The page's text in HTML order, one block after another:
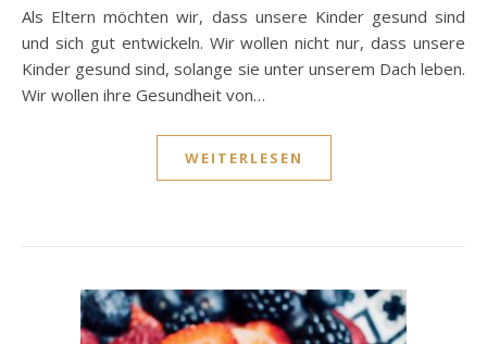
Als Eltern möchten wir, dass unsere Kinder gesund sind
und sich gut entwickeln. Wir wollen nicht nur, dass unsere
Kinder gesund sind, solange sie unter unserem Dach leben.
Wir wollen ihre Gesundheit von…
WEITERLESEN